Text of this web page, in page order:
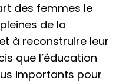
des femmes le
de la
à reconstruire leur
que l’éducation
importants pour